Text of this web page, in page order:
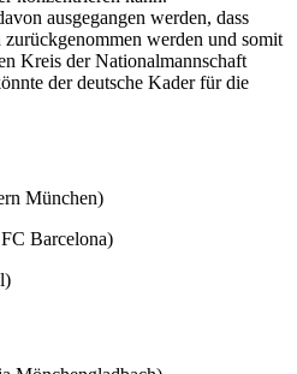
ausgegangen werden, dass
zurückgenommen werden und somit
Kreis der Nationalmannschaft
der deutsche Kader für die
München)
Barcelona)